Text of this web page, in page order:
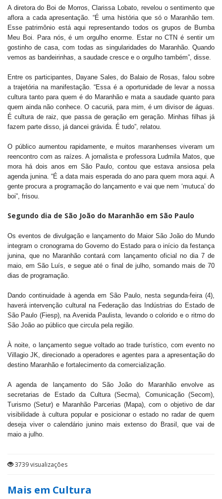
A diretora do Boi de Morros, Clarissa Lobato, revelou o sentimento que
aflora a cada apresentação. “É uma história que só o Maranhão tem.
Esse patrimônio está aqui representando todos os grupos de Bumba
Meu Boi. Para nós, é um orgulho enorme. Estar no CTN é sentir um
gostinho de casa, com todas as singularidades do Maranhão. Quando
vemos as bandeirinhas, a saudade cresce e o orgulho também”, disse.
Entre os participantes, Dayane Sales, do Balaio de Rosas, falou sobre
a trajetória na manifestação. “Essa é a oportunidade de levar a nossa
cultura tanto para quem é do Maranhão e mata a saudade quanto para
quem ainda não conhece. O cacuriá, para mim, é um divisor de águas.
É cultura de raiz, que passa de geração em geração. Minhas filhas já
fazem parte disso, já dancei grávida. É tudo”, relatou.
O público aumentou rapidamente, e muitos maranhenses viveram um
reencontro com as raízes. A jornalista e professora Ludmila Matos, que
mora há dois anos em São Paulo, contou que estava ansiosa pela
agenda junina. “É a data mais esperada do ano para quem mora aqui. A
gente procura a programação do lançamento e vai que nem ‘mutuca’ do
boi”, frisou.
Segundo dia de São João do Maranhão em São Paulo
Os eventos de divulgação e lançamento do Maior São João do Mundo
integram o cronograma do Governo do Estado para o início da festança
junina, que no Maranhão contará com lançamento oficial no dia 7 de
maio, em São Luís, e segue até o final de julho, somando mais de 70
dias de programação.
Dando continuidade à agenda em São Paulo, nesta segunda-feira (4),
haverá intervenção cultural na Federação das Indústrias do Estado de
São Paulo (Fiesp), na Avenida Paulista, levando o colorido e o ritmo do
São João ao público que circula pela região.
À noite, o lançamento segue voltado ao trade turístico, com evento no
Villagio JK, direcionado a operadores e agentes para a apresentação do
destino Maranhão e fortalecimento da comercialização.
A agenda de lançamento do São João do Maranhão envolve as
secretarias de Estado da Cultura (Secma), Comunicação (Secom),
Turismo (Setur) e Maranhão Parcerias (Mapa), com o objetivo de dar
visibilidade à cultura popular e posicionar o estado no radar de quem
deseja viver o calendário junino mais extenso do Brasil, que vai de
maio a julho.
3739 visualizações
Mais em Cultura